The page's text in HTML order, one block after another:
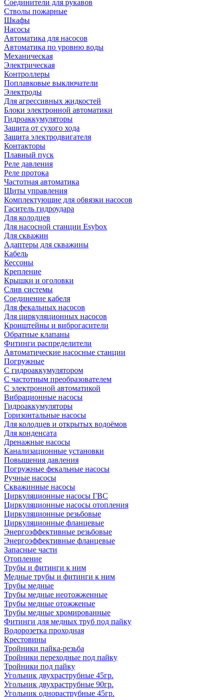
Соединители для рукавов
Стволы пожарные
Шкафы
Насосы
Автоматика для насосов
Автоматика по уровню воды
Механическая
Электрическая
Контроллеры
Поплавковые выключатели
Электроды
Для агрессивных жидкостей
Блоки электронной автоматики
Гидроаккумуляторы
Защита от сухого хода
Защита электродвигателя
Контакторы
Плавный пуск
Реле давления
Реле протока
Частотная автоматика
Щиты управления
Комплектующие для обвязки насосов
Гаситель гидроудара
Для колодцев
Для насосной станции Esybox
Для скважин
Адаптеры для скважины
Кабель
Кессоны
Крепление
Крышки и оголовки
Слив системы
Соединение кабеля
Для фекальных насосов
Для циркуляционных насосов
Кронштейны и виброгасители
Обратные клапаны
Фитинги распределители
Автоматические насосные станции
Погружные
С гидроаккумулятором
С частотным преобразователем
С электронной автоматикой
Вибрационные насосы
Гидроаккумуляторы
Горизонтальные насосы
Для колодцев и открытых водоёмов
Для конденсата
Дренажные насосы
Канализационные установки
Повышения давления
Погружные фекальные насосы
Ручные насосы
Скважинные насосы
Циркуляционные насосы ГВС
Циркуляционные насосы отопления
Циркуляционные резьбовые
Циркуляционные фланцевые
Энергоэффективные резьбовые
Энергоэффективные фланцевые
Запасные части
Отопление
Трубы и фитинги к ним
Медные трубы и фитинги к ним
Трубы медные
Трубы медные неотожженные
Трубы медные отожженые
Трубы медные хромированные
Фитинги для медных труб под пайку
Водорозетка проходная
Крестовины
Тройники пайка-резьба
Тройники переходные под пайку
Тройники под пайку
Угольник двухраструбные 45гр.
Угольник двухраструбные 90гр.
Угольник однораструбные 45гр.